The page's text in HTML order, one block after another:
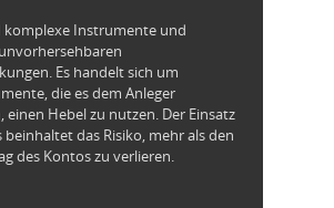
komplexe Instrumente und
Es handelt sich um
die es dem Anleger
einen Hebel zu nutzen. Der Einsatz
beinhaltet das Risiko, mehr als den
des Kontos zu verlieren.